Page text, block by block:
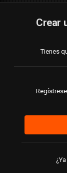
Crear
Tienes